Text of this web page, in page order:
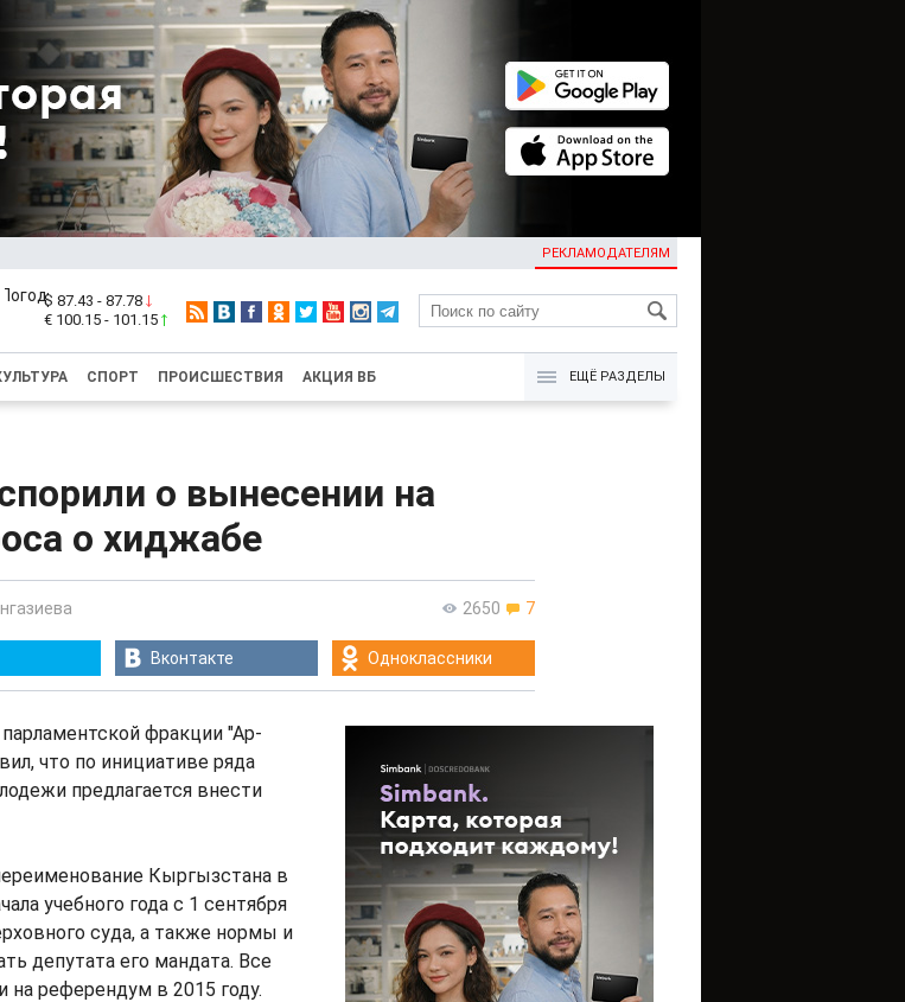
РЕКЛАМОДАТЕЛЯМ
KG
$ 87.43 - 87.78
€ 100.15 - 101.15
СПОРТ ПРОИСШЕСТВИЯ АКЦИЯ ВБ ЕЩЁ РАЗДЕЛЫ
о вынесении на
о хиджабе
2650 7
Вконтакте Одноклассники
фракции "Ар-
что по инициативе ряда
предлагается внести
Кыргызстана в
учебного года с 1 сентября
суда, а также нормы и
депутата его мандата. Все
на референдум в 2015 году.